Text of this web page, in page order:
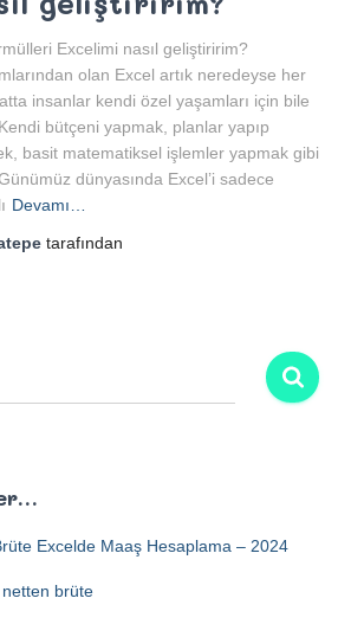
Excelimi nasıl geliştiririm?
olan Excel artık neredeyse her
insanlar kendi özel yaşamları için bile
bütçeni yapmak, planlar yapıp
basit matematiksel işlemler yapmak gibi
dünyasında Excel’i sadece
Devamı…
tarafından
Excelde Maaş Hesaplama – 2024
brüte